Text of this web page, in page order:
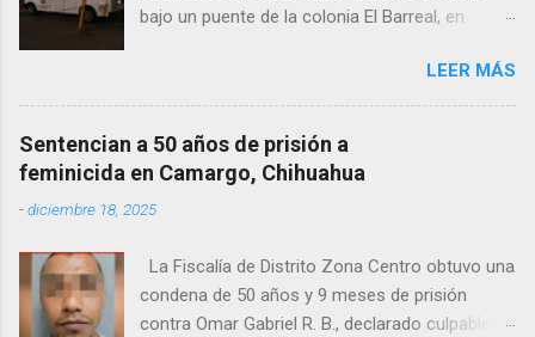
bajo un puente de la colonia El Barreal, en
de las calles 20 de Noviembre y Ramón Corona,
donde vecinos reportaron la presencia del
cuerpo. Elementos ministeriales y peritos de la
Fiscalía Zona Norte confirmaron que el
fallecido no presentaba huellas de violencia.
Habitantes de la zona señalaron que el hombre
desconocen su identidad.
LEER MÁS
Sentencian a 50 años de prisión a
feminicida en Camargo, Chihuahua
-diciembre 18, 2025
La Fiscalía de Distrito Zona Centro obtuvo una
condena de 50 años y 9 meses de prisión
contra Omar Gabriel R. B., declarado culpable